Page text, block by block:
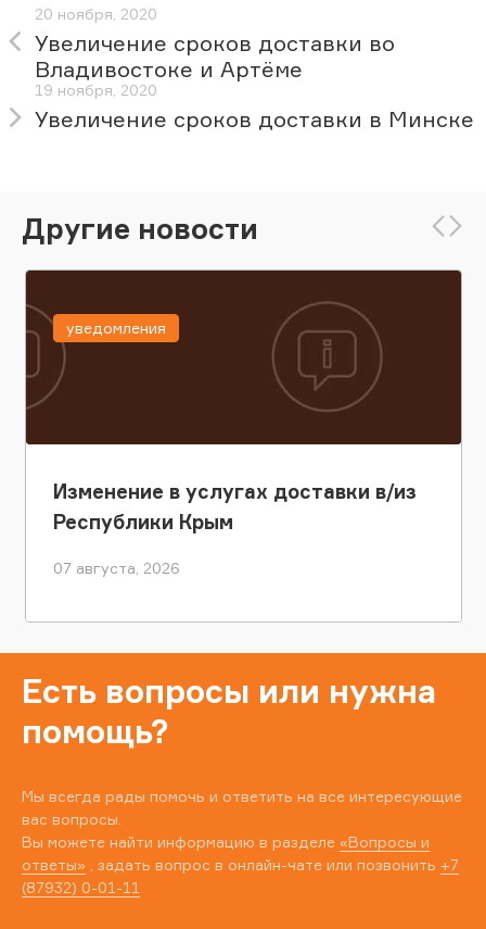
20 ноября, 2020
Увеличение сроков доставки во
Владивостоке и Артёме
19 ноября, 2020
Увеличение сроков доставки в Минске
Другие новости
Изменение в услугах доставки в/из
Республики Крым
07 августа, 2026
уведомления
Есть вопросы или нужна
помощь?
Мы всегда рады помочь и ответить на все интересующие
вас вопросы.
Вы можете найти информацию в разделе «Вопросы и
ответы» , задать вопрос в онлайн-чате или позвонить +7
(87932) 0-01-11